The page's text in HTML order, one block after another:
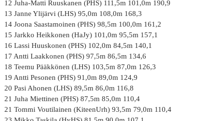
12 Juha-Matti Ruuskanen (PHS) 111,5m 101,0m 190,9
13 Janne Ylijärvi (LHS) 95,0m 108,0m 168,3
14 Joona Saastamoinen (PHS) 98,5m 100,0m 161,2
15 Jarkko Heikkonen (HaJy) 101,0m 95,5m 157,1
16 Lassi Huuskonen (PHS) 102,0m 84,5m 140,1
17 Antti Laakkonen (PHS) 97,5m 86,5m 134,6
18 Teemu Pääkkönen (LHS) 103,5m 87,0m 126,3
19 Antti Pesonen (PHS) 91,0m 89,0m 124,9
20 Pasi Ahonen (LHS) 89,5m 86,0m 116,8
21 Juha Miettinen (PHS) 87,5m 85,0m 110,4
21 Tommi Voutilainen (KiteenUrh) 93,5m 79,0m 110,4